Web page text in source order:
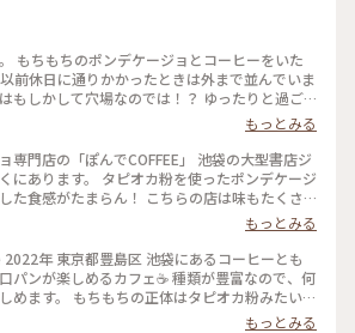
もちもちのポンデケージョとコーヒーをいた
前休日に通りかかったときは外まで並んでいま
もしかして穴場なのでは！？ ゆったりと過ご
日選んだポンデケージョは、プレーンとラムレ
トチョコ。 日替わりで種類が変わるようなの
味試してみたいです🎵 2024.6.5 ・ #池袋カフ
ェ
もっとみる
専門店の「ぽんでCOFFEE」 池袋の大型書店ジ
にあります。 タピオカ粉を使ったポンデケージ
た食感がたまらん！ こちらの店は味もたくさ
しまいます。今日は、ゆかり、クリームチー
選びました。 いつもは、入り口の外にもお客
ましたが、今日は連休中の台風🌀接近という事
ばずに入れましたーラッキー✌️ 来るたびに並ん
ージョは違うので、何度行っても新鮮。 #私の
もっとみる
年 東京都豊島区 池袋にあるコーヒーとも
パンが楽しめるカフェ☕️ 種類が豊富なので、何
めます。 もちもちの正体はタピオカ粉みたいで
ェ #コーヒー
もっとみる